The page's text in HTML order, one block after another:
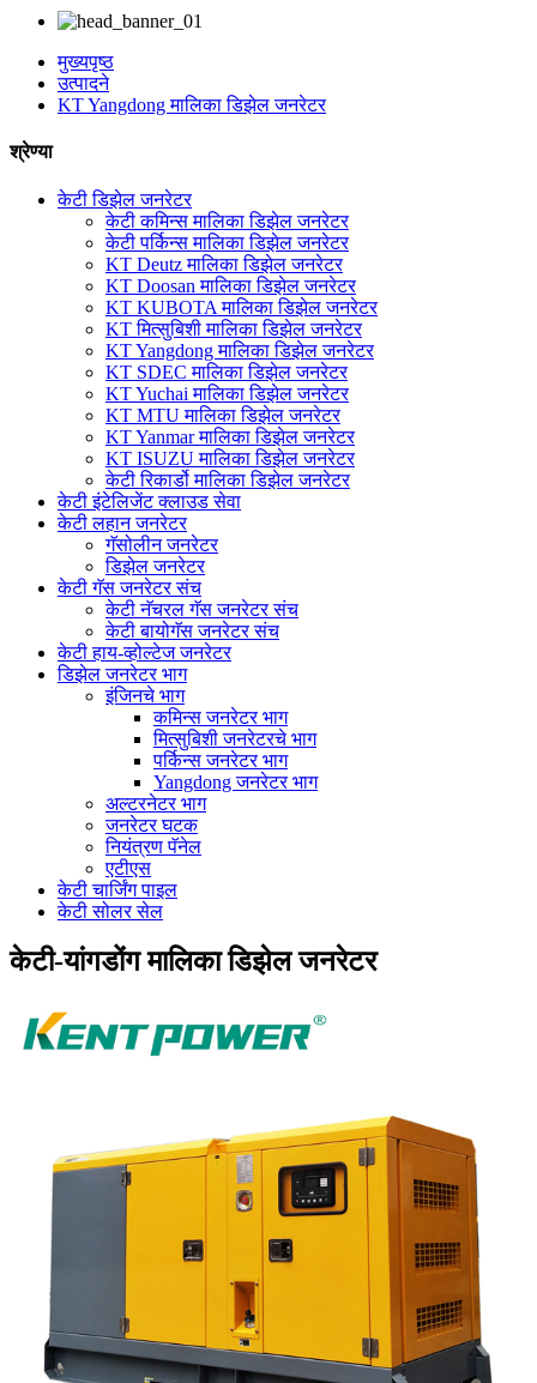
मुख्यपृष्ठ
उत्पादने
KT Yangdong मालिका डिझेल जनरेटर
श्रेण्या
केटी डिझेल जनरेटर
केटी कमिन्स मालिका डिझेल जनरेटर
केटी पर्किन्स मालिका डिझेल जनरेटर
KT Deutz मालिका डिझेल जनरेटर
KT Doosan मालिका डिझेल जनरेटर
KT KUBOTA मालिका डिझेल जनरेटर
KT मित्सुबिशी मालिका डिझेल जनरेटर
KT Yangdong मालिका डिझेल जनरेटर
KT SDEC मालिका डिझेल जनरेटर
KT Yuchai मालिका डिझेल जनरेटर
KT MTU मालिका डिझेल जनरेटर
KT Yanmar मालिका डिझेल जनरेटर
KT ISUZU मालिका डिझेल जनरेटर
केटी रिकार्डो मालिका डिझेल जनरेटर
केटी इंटेलिजेंट क्लाउड सेवा
केटी लहान जनरेटर
गॅसोलीन जनरेटर
डिझेल जनरेटर
केटी गॅस जनरेटर संच
केटी नॅचरल गॅस जनरेटर संच
केटी बायोगॅस जनरेटर संच
केटी हाय-व्होल्टेज जनरेटर
डिझेल जनरेटर भाग
इंजिनचे भाग
कमिन्स जनरेटर भाग
मित्सुबिशी जनरेटरचे भाग
पर्किन्स जनरेटर भाग
Yangdong जनरेटर भाग
अल्टरनेटर भाग
जनरेटर घटक
नियंत्रण पॅनेल
एटीएस
केटी चार्जिंग पाइल
केटी सोलर सेल
केटी-यांगडोंग मालिका डिझेल जनरेटर